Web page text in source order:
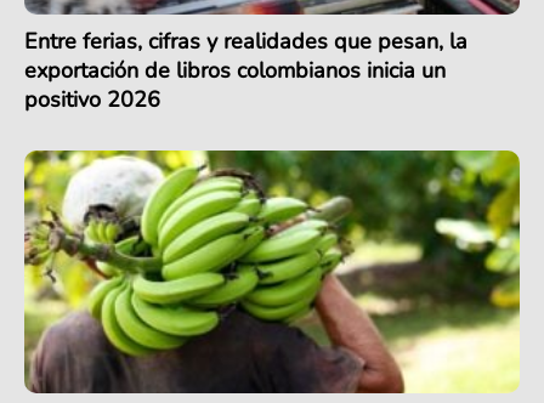
Entre ferias, cifras y realidades que pesan, la
exportación de libros colombianos inicia un
positivo 2026